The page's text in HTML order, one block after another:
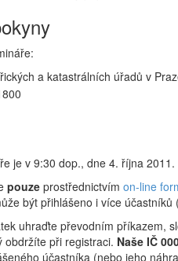
a katastrálních úřadů v
je v 9:30 dop., dne 4. října
pouze prostřednictvím on-line
být přihlášeno i více účastníků
uhraďte převodním příkazem,
obdržíte při registraci. Naše IČ
účastníka (nebo jeho